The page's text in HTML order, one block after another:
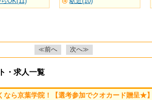
≪前へ 次へ≫
・求人一覧
なら京葉学院！【選考参加でクオカード贈呈★】